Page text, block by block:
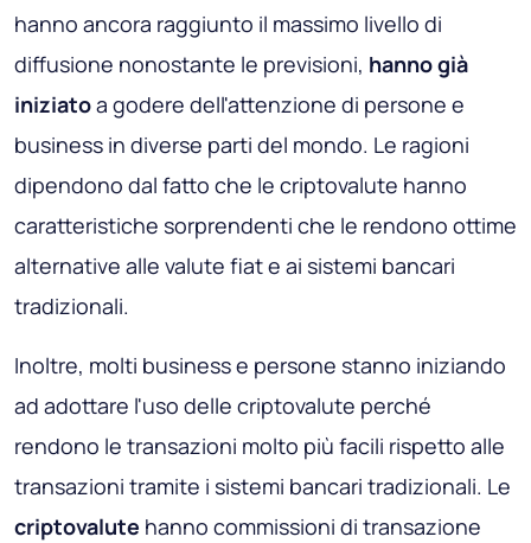
hanno ancora raggiunto il massimo livello di
diffusione nonostante le previsioni, hanno già
iniziatoa godere dell'attenzione di persone e
business in diverse parti del mondo. Le ragioni
dipendono dal fatto che le criptovalute hanno
caratteristiche sorprendenti che le rendono ottime
alternative alle valute fiat e ai sistemi bancari
tradizionali.
Inoltre, molti business e persone stanno iniziando
ad adottare l'uso delle criptovalute perché
rendono le transazioni molto più facili rispetto alle
transazioni tramite i sistemi bancari tradizionali. Le
criptovalute hanno commissioni di transazione